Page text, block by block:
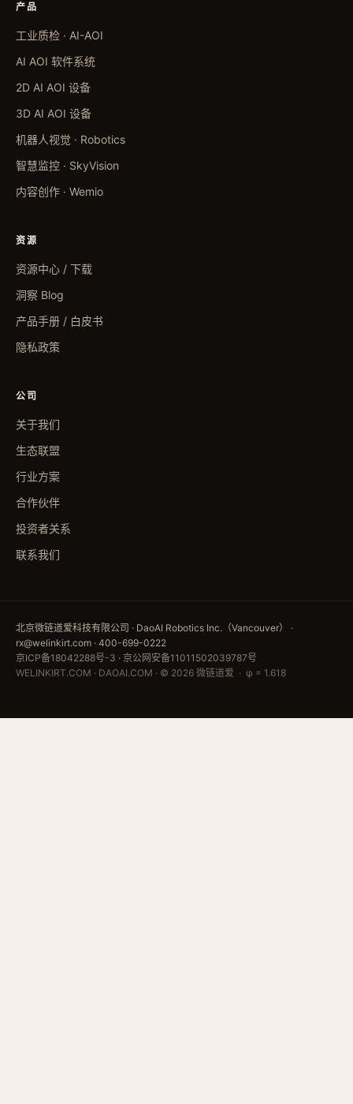
产品
工业质检 · AI-AOI
AI AOI 软件系统
2D AI AOI 设备
3D AI AOI 设备
机器人视觉 · Robotics
智慧监控 · SkyVision
内容创作 · Wemio
资源
资源中心 / 下载
洞察 Blog
产品手册 / 白皮书
隐私政策
公司
关于我们
生态联盟
行业方案
合作伙伴
投资者关系
联系我们
北京微链道爱科技有限公司 · DaoAI Robotics Inc.（Vancouver） ·
rx@welinkirt.com · 400-699-0222
京ICP备18042288号-3 · 京公网安备11011502039787号
WELINKIRT.COM · DAOAI.COM · © 2026 微链道爱 · φ = 1.618